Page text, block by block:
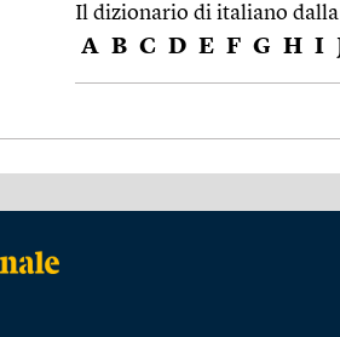
Il dizionario di italiano dalla
A B C D E F G H I